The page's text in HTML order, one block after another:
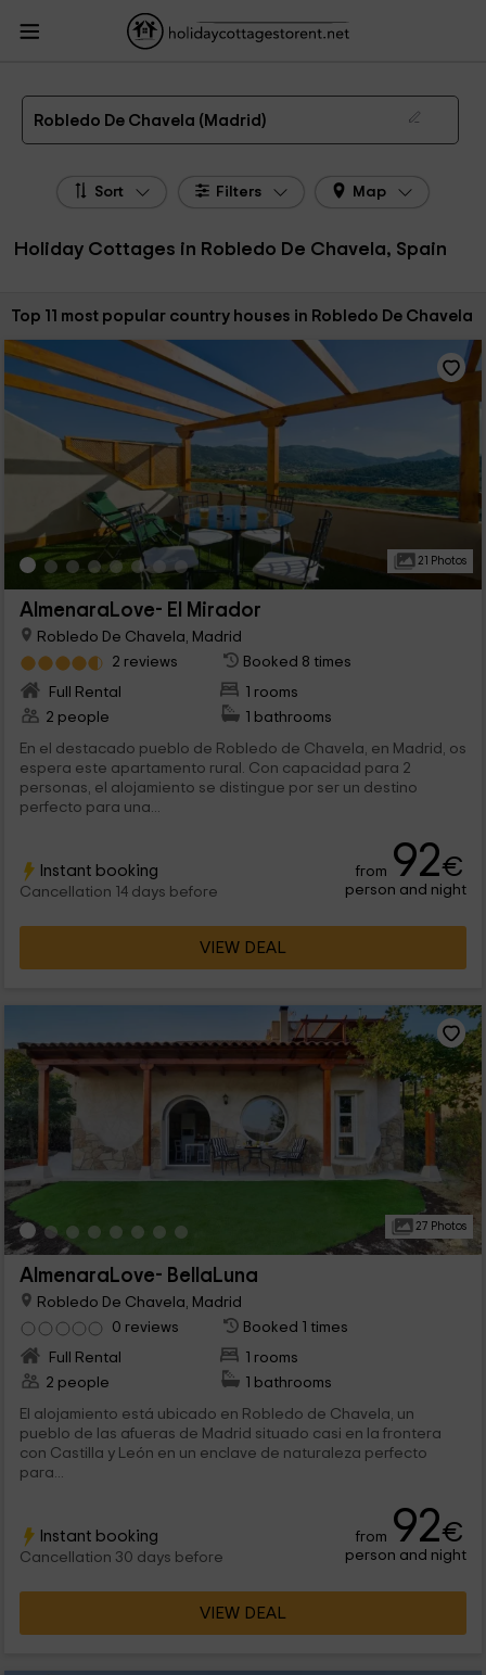
HolidayCottagesToRent.net
Holiday Cottages Robledo De Chavela
The 11 best holiday cottages & country houses in Robledo De Chavela in 2026
Robledo De Chavela (Madrid)
Sort Filters Map
Holiday Cottages in Robledo De Chavela, Spain
Sort by:
Top 11 most popular country houses in Robledo De Chavela
21 Photos
AlmenaraLove- El Mirador
Robledo De Chavela, Madrid
2 reviews
Booked 8 times
Full Rental
1 rooms
2 people
1 bathrooms
En el destacado pueblo de Robledo de Chavela, en Madrid, os
espera este apartamento rural. Con capacidad para 2
personas, el alojamiento se distingue por ser un destino
perfecto para una...
Instant booking
Cancellation 14 days before
from 92€
person and night
VIEW DEAL
27 Photos
AlmenaraLove- BellaLuna
Robledo De Chavela, Madrid
0 reviews
Booked 1 times
Full Rental
1 rooms
2 people
1 bathrooms
El alojamiento está ubicado en Robledo de Chavela, un
pueblo de las afueras de Madrid situado casi en la frontera
con Castilla y León en un enclave de naturaleza perfecto
para...
Instant booking
Cancellation 30 days before
from 92€
person and night
VIEW DEAL